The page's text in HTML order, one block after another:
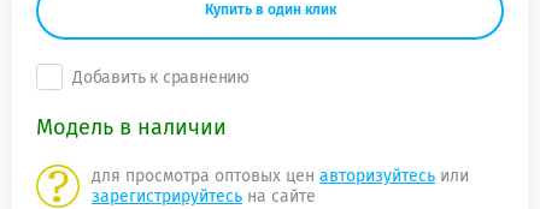
Модель в наличии
Добавить к сравнению
Купить в один клик
для просмотра оптовых ценавторизуйтесь или
зарегистрируйтесь на сайте